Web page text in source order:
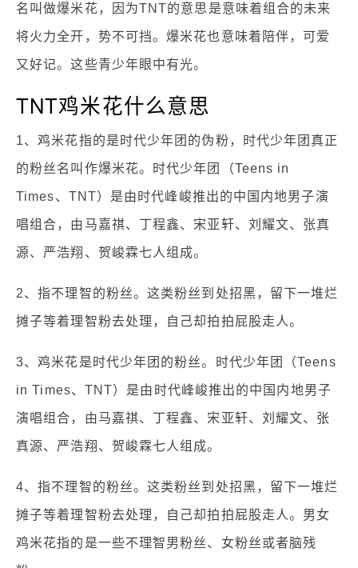
名叫做爆米花，因为TNT的意思是意味着组合的未来
将火力全开，势不可挡。爆米花也意味着陪伴，可爱
又好记。这些青少年眼中有光。
TNT鸡米花什么意思
1、鸡米花指的是时代少年团的伪粉，时代少年团真正
的粉丝名叫作爆米花。时代少年团（Teens in
Times、TNT）是由时代峰峻推出的中国内地男子演
唱组合，由马嘉祺、丁程鑫、宋亚轩、刘耀文、张真
源、严浩翔、贺峻霖七人组成。
2、指不理智的粉丝。这类粉丝到处招黑，留下一堆烂
摊子等着理智粉去处理，自己却拍拍屁股走人。
3、鸡米花是时代少年团的粉丝。时代少年团（Teens
in Times、TNT）是由时代峰峻推出的中国内地男子
演唱组合，由马嘉祺、丁程鑫、宋亚轩、刘耀文、张
真源、严浩翔、贺峻霖七人组成。
4、指不理智的粉丝。这类粉丝到处招黑，留下一堆烂
摊子等着理智粉去处理，自己却拍拍屁股走人。男女
鸡米花指的是一些不理智男粉丝、女粉丝或者脑残